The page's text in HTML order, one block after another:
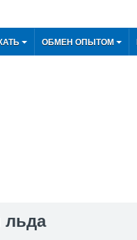
ОБМЕН ОПЫТОМ
льда